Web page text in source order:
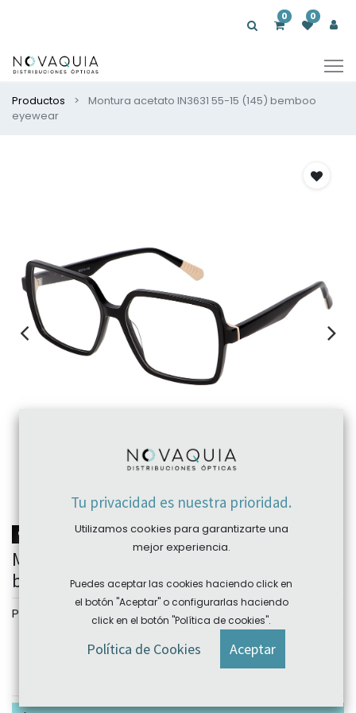
0 0
Productos
Montura acetato IN3631 55-15 (145) bemboo
eyewear
NOVEDAD
Montura acetato IN3631 55-15 (145)
bemboo eyewear
Personalizar
Tu privacidad es nuestra prioridad.
Utilizamos cookies para garantizarte una
mejor experiencia.
Puedes aceptar las cookies haciendo click en
el botón "Aceptar" o configurarlas haciendo
click en el botón "Política de cookies".
Política de Cookies Aceptar